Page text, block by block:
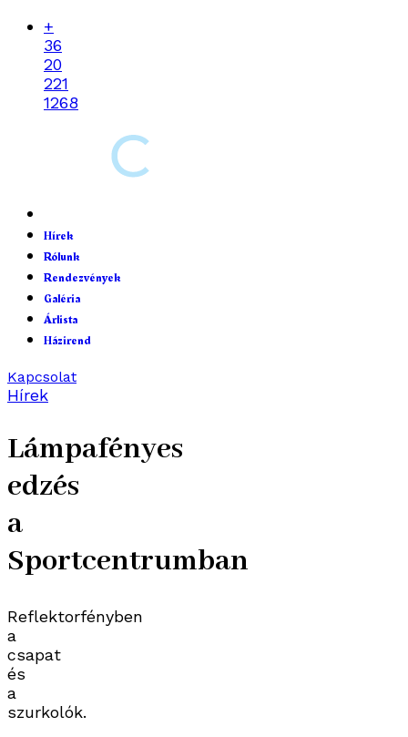
+
36
20
221
1268
Hírek
Rólunk
Rendezvények
Galéria
Árlista
Házirend
Kapcsolat
Hírek
Lámpafényes
edzés
a
Sportcentrumban
Reflektorfényben
a
csapat
és
a
szurkolók.